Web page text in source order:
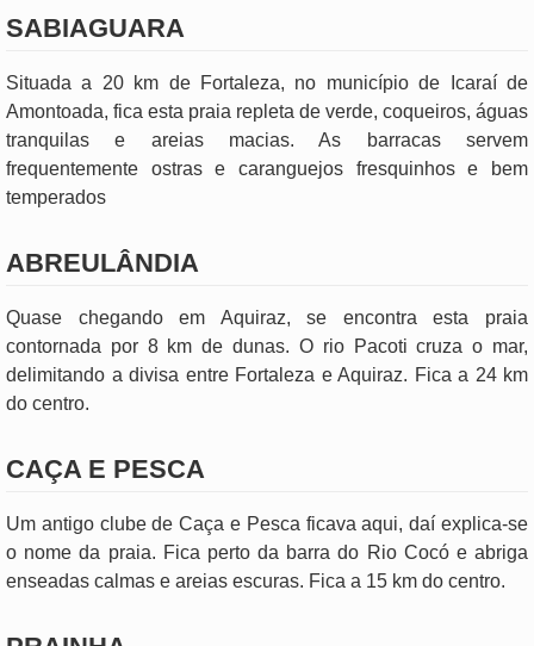
SABIAGUARA
Situada a 20 km de Fortaleza, no município de Icaraí de
Amontoada, fica esta praia repleta de verde, coqueiros, águas
tranquilas e areias macias. As barracas servem
frequentemente ostras e caranguejos fresquinhos e bem
temperados
ABREULÂNDIA
Quase chegando em Aquiraz, se encontra esta praia
contornada por 8 km de dunas. O rio Pacoti cruza o mar,
delimitando a divisa entre Fortaleza e Aquiraz. Fica a 24 km
do centro.
CAÇA E PESCA
Um antigo clube de Caça e Pesca ficava aqui, daí explica-se
o nome da praia. Fica perto da barra do Rio Cocó e abriga
enseadas calmas e areias escuras. Fica a 15 km do centro.